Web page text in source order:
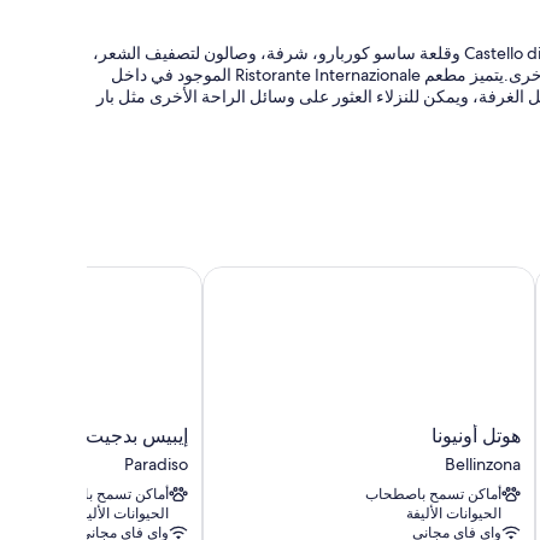
توفر منشأة هوتل إنترنازوينالي بيلينزونا، الموجودة بالقرب من Castello di Montebello وقلعة ساسو كوربارو، شرفة، وصالون لتصفيف الشعر،
وخدمة الغسيل/التنظيف الجاف. متّع نفسك بجلسات التدليك أو خدمات سبا أخرى.يتميز مطعم Ristorante Internazionale الموجود في داخل
ويمكن للنزلاء العثور على وسائل الراحة الأخرى مثل بار
هوتل
أونيونا
Bellinzona
هوتل أونيونا
Bellinzona
أماكن تسمح باصطحاب
الحيوانات الأليفة
واي فاي مجاني
هوتل أونيونا
إيبيس
بدجيت
لوجانو
باراديسو
Paradiso
إيبيس بدجيت لوجانو
Paradiso
أماكن تسمح باصطحاب
الحيوانات الأليفة
واي فاي مجاني
إيبيس بدجيت لوجانو